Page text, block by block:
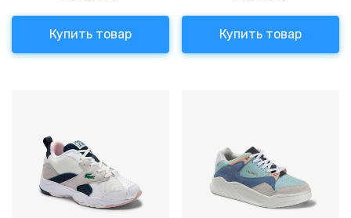
Купить товар Купить товар